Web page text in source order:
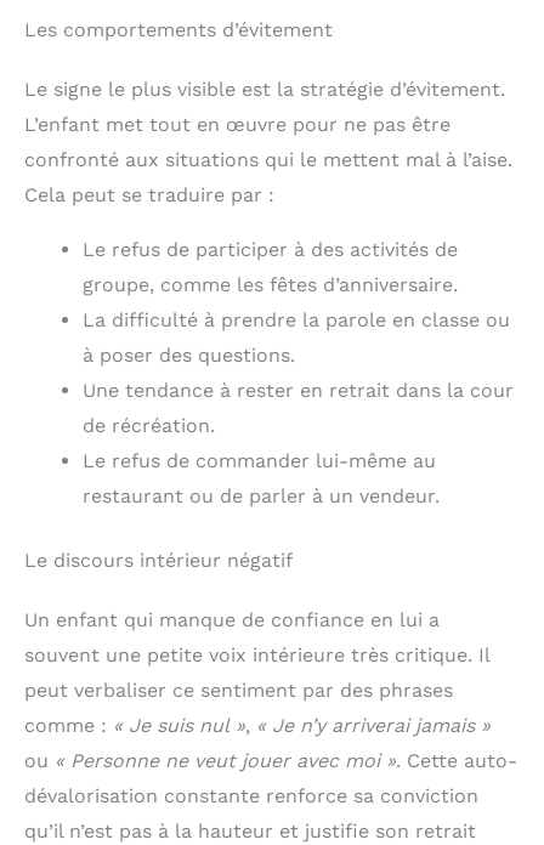
Les comportements d’évitement
Le signe le plus visible est la stratégie d’évitement.
L’enfant met tout en œuvre pour ne pas être
confronté aux situations qui le mettent mal à l’aise.
Cela peut se traduire par :
Le refus de participer à des activités de
groupe, comme les fêtes d’anniversaire.
La difficulté à prendre la parole en classe ou
à poser des questions.
Une tendance à rester en retrait dans la cour
de récréation.
Le refus de commander lui-même au
restaurant ou de parler à un vendeur.
Le discours intérieur négatif
Un enfant qui manque de confiance en lui a
souvent une petite voix intérieure très critique. Il
peut verbaliser ce sentiment par des phrases
comme : « Je suis nul », « Je n’y arriverai jamais »
ou « Personne ne veut jouer avec moi ». Cette auto-
dévalorisation constante renforce sa conviction
qu’il n’est pas à la hauteur et justifie son retrait